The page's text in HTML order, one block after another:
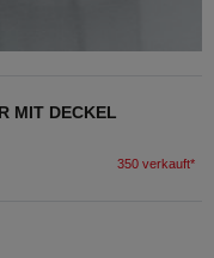
MIT DECKEL
350 verkauft*